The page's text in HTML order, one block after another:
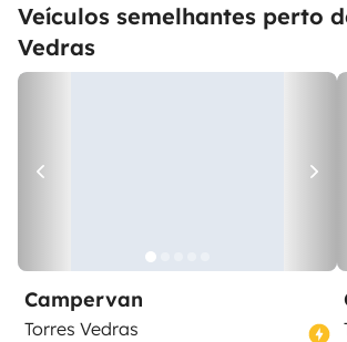
Veículos semelhantes perto
Vedras
Campervan
Torres Vedras